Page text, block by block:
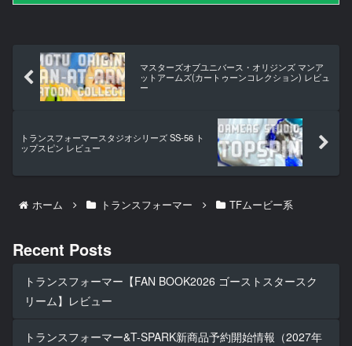
マスターズオブユニバース・オリジンズ マンア
ットアームズ(カートゥーンコレクション) レビュ
ー
トランスフォーマースタジオシリーズ SS-56 ト
ップスピン レビュー
ホーム トランスフォーマー TFムービー系
Recent Posts
トランスフォーマー【FAN BOOK2026 ゴーストスタースク
リーム】レビュー
トランスフォーマー&T-SPARK新商品予約開始情報（2027年